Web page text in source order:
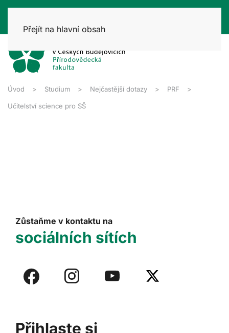
Přejít na hlavní obsah
Úvod Studium Nejčastější dotazy PRF
Učitelství science pro SŠ
Přihlaste si
Zůstaňme v kontaktu na
sociálních sítích